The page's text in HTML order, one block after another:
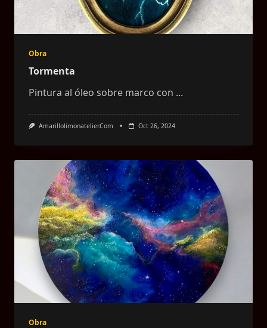
Obra
Tormenta
Pintura al óleo sobre marco con ...
Amarillolimonatelier.com Oct 26, 2024
Obra